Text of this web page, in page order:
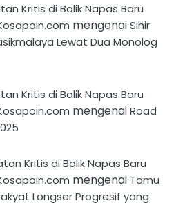
Kritis di Balik Napas Baru
mengenaiSihir
Lewat Dua Monolog
Kritis di Balik Napas Baru
mengenaiRoad
Kritis di Balik Napas Baru
mengenai Tamu
Longser Progresif yang